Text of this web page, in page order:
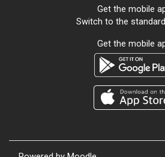
Get the mobile
Switch to the
Get the mobile